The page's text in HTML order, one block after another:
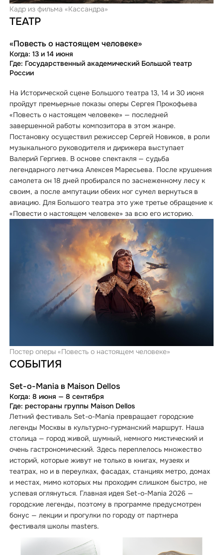
Кадр из фильма «Кассандра»
ТЕАТР
«Повесть о настоящем человеке»
Когда: 13 и 14 июня
Где: Государственный академический Большой театр
России
На Исторической сцене Большого театра 13, 14 и 30 июня
пройдут премьерные показы оперы Сергея Прокофьева
«Повесть о настоящем человеке» — последней
завершенной работы композитора в этом жанре.
Постановку осуществил режиссер Сергей Новиков, в роли
музыкального руководителя и дирижера выступает
Валерий Гергиев. В основе спектакля — судьба
легендарного летчика Алексея Маресьева. После крушения
самолета он 18 дней пробирался по заснеженному лесу к
своим, а после ампутации обеих ног сумел вернуться в
авиацию. Для Большого театра это уже третье обращение к
«Повести о настоящем человеке» за всю его историю.
Постер оперы «Повесть о настоящем человеке»
СОБЫТИЯ
Set-o-Mania в Maison Dellos
Когда: 8 июня — 8 сентября
Где: рестораны группы Maison Dellos
Летний фестиваль Set-o-Mania превращает городские
легенды Москвы в культурно-гурманский маршрут. Наша
столица — город живой, шумный, немного мистический и
очень гастрономический. Здесь переплелось множество
историй, которые живут не только в книгах, музеях и
театрах, но и в переулках, фасадах, станциях метро, домах
и местах, мимо которых мы проходим слишком быстро, не
успевая оглянуться. Главная идея Set-o-Mania 2026 —
городские легенды, поэтому в программе предусмотрен
бонус — лекции и прогулки по городу от партнера
фестиваля школы masters.